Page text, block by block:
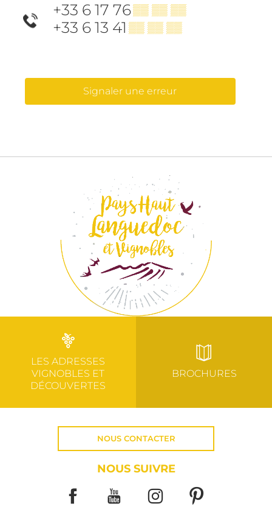
+33 6 17 76▒▒ ▒▒ ▒▒
+33 6 13 41 ▒▒ ▒▒ ▒▒
Signaler une erreur
LES ADRESSES
VIGNOBLES ET
DÉCOUVERTES
BROCHURES
NOUS CONTACTER
NOUS SUIVRE